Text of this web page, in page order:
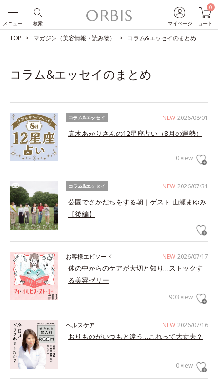
マイページ
0
カート
検索
メニュー
TOP マガジン（美容情報・読み物） コラム&エッセイのまとめ
コラム&エッセイのまとめ
NEW 2026/08/01
コラム&エッセイ
真木あかりさんの12星座占い（8月の運勢）
0 view
NEW 2026/07/31
コラム&エッセイ
公園でさかだちをする朝｜ゲスト 山瀬まゆみ
【後編】
NEW 2026/07/17
お客様エピソード
体の中からのケアが大切と知り…ストックす
る美容ゼリー
903 view
NEW 2026/07/16
ヘルスケア
おりものがいつもと違う…これって大丈夫？
0 view